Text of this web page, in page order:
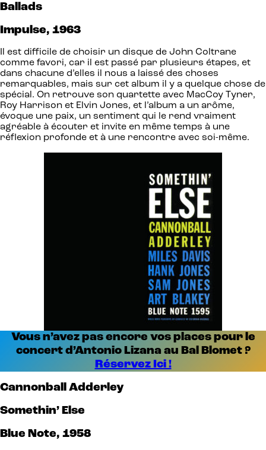
Ballads
Impulse, 1963
Il est difficile de choisir un disque de John Coltrane
comme favori, car il est passé par plusieurs étapes, et
dans chacune d’elles il nous a laissé des choses
remarquables, mais sur cet album il y a quelque chose de
spécial. On retrouve son quartette avec MacCoy Tyner,
Roy Harrison et Elvin Jones, et l’album a un arôme,
évoque une paix, un sentiment qui le rend vraiment
agréable à écouter et invite en même temps à une
réflexion profonde et à une rencontre avec soi-même.
Vous n’avez pas encore vos places pour le
concert d’Antonio Lizana au Bal Blomet ?
Réservez Ici !
Cannonball Adderley
Somethin’ E lse
Blue Note, 1958